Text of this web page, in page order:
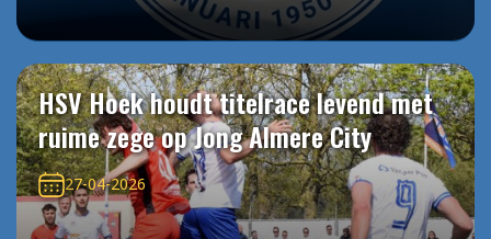
HSV Hoek houdt titelrace levend met
ruime zege op Jong Almere City
27-04-2026